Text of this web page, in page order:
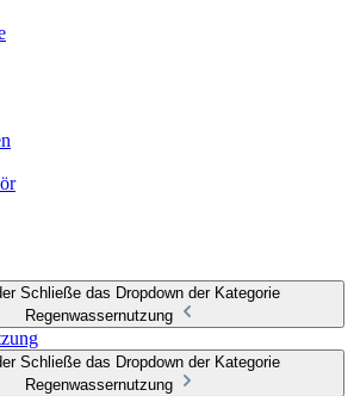
Schließe das Dropdown der Kategorie
Regenwassernutzung
Schließe das Dropdown der Kategorie
Regenwassernutzung